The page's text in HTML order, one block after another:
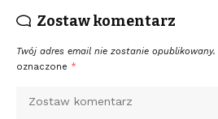
Zostaw komentarz
Twój adres email nie zostanie opublikowany.
oznaczone *